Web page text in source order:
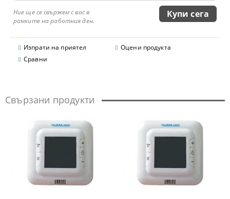
Ние ще се свържем с вас в
рамките на работния ден.
Изпрати на приятел
Оцени продукта
Сравни
Свързани продукти